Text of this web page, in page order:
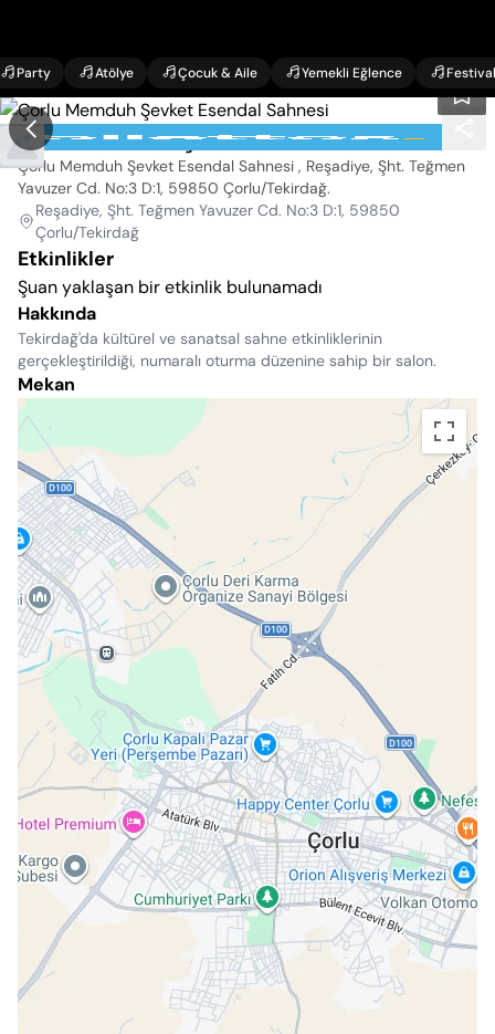
Party Atölye Çocuk & Aile Yemekli Eğlence Festival
Çorlu Memduh Şevket Esendal Sahnesi
Çorlu Memduh Şevket Esendal Sahnesi , Reşadiye, Şht. Teğmen
Yavuzer Cd. No:3 D:1, 59850 Çorlu/Tekirdağ.
Reşadiye, Şht. Teğmen Yavuzer Cd. No:3 D:1, 59850
Çorlu/Tekirdağ
Etkinlikler
Şuan yaklaşan bir etkinlik bulunamadı
Hakkında
Tekirdağ'da kültürel ve sanatsal sahne etkinliklerinin
gerçekleştirildiği, numaralı oturma düzenine sahip bir salon.
Mekan